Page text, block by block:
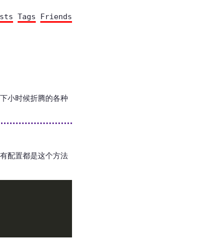
Tags Friends
小时候折腾的各种
配置都是这个方法